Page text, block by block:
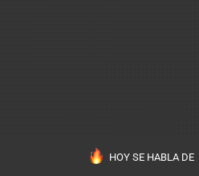
HOY SE HABLA DE